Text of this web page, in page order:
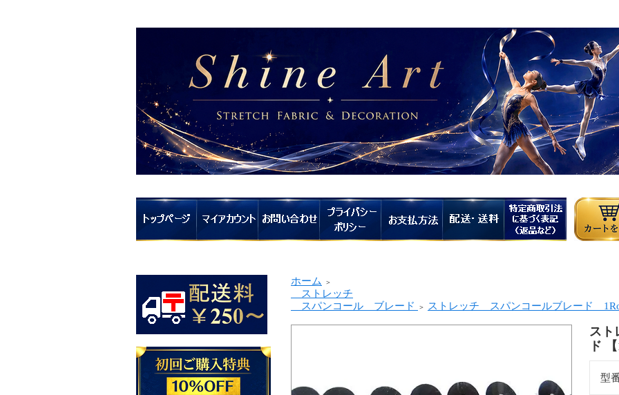
ホーム ＞
ストレッチ
スパンコール ブレード
＞ ストレッチ スパンコールブレード
ス
ド
型